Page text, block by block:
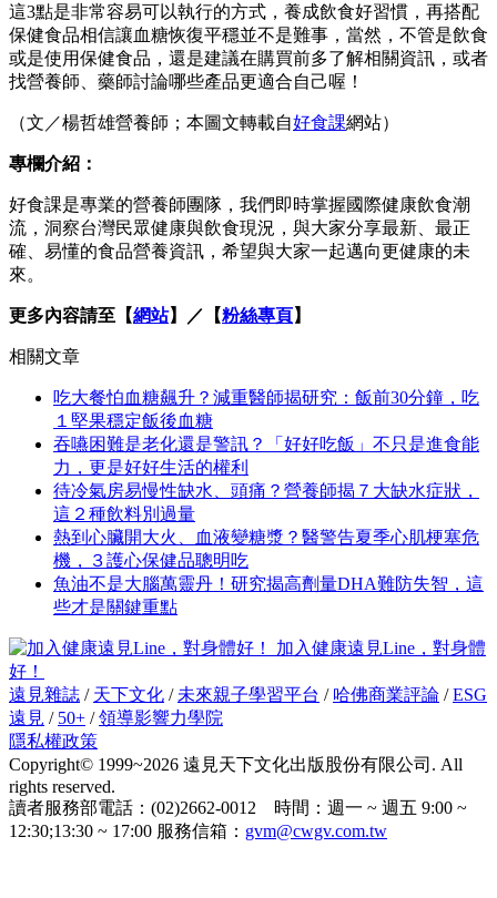
這3點是非常容易可以執行的方式，養成飲食好習慣，再搭配
保健食品相信讓血糖恢復平穩並不是難事，當然，不管是飲食
或是使用保健食品，還是建議在購買前多了解相關資訊，或者
找營養師、藥師討論哪些產品更適合自己喔！
（文／楊哲雄營養師；本圖文轉載自好食課網站）
專欄介紹：
好食課是專業的營養師團隊，我們即時掌握國際健康飲食潮
流，洞察台灣民眾健康與飲食現況，與大家分享最新、最正
確、易懂的食品營養資訊，希望與大家一起邁向更健康的未
來。
更多內容請至【網站】／【粉絲專頁】
相關文章
吃大餐怕血糖飆升？減重醫師揭研究：飯前30分鐘，吃
１堅果穩定飯後血糖
吞嚥困難是老化還是警訊？「好好吃飯」不只是進食能
力，更是好好生活的權利
待冷氣房易慢性缺水、頭痛？營養師揭７大缺水症狀，
這２種飲料別過量
熱到心臟開大火、血液變糖漿？醫警告夏季心肌梗塞危
機，３護心保健品聰明吃
魚油不是大腦萬靈丹！研究揭高劑量DHA難防失智，這
些才是關鍵重點
加入健康遠見Line，對身體
好！
遠見雜誌 / 天下文化 / 未來親子學習平台 / 哈佛商業評論 /ESG
遠見 / 50+ /領導影響力學院
隱私權政策
Copyright© 1999~2026 遠見天下文化出版股份有限公司. All
rights reserved.
讀者服務部電話：(02)2662-0012 時間：週一 ~ 週五 9:00 ~
12:30;13:30 ~ 17:00 服務信箱： gvm@cwgv.com.tw